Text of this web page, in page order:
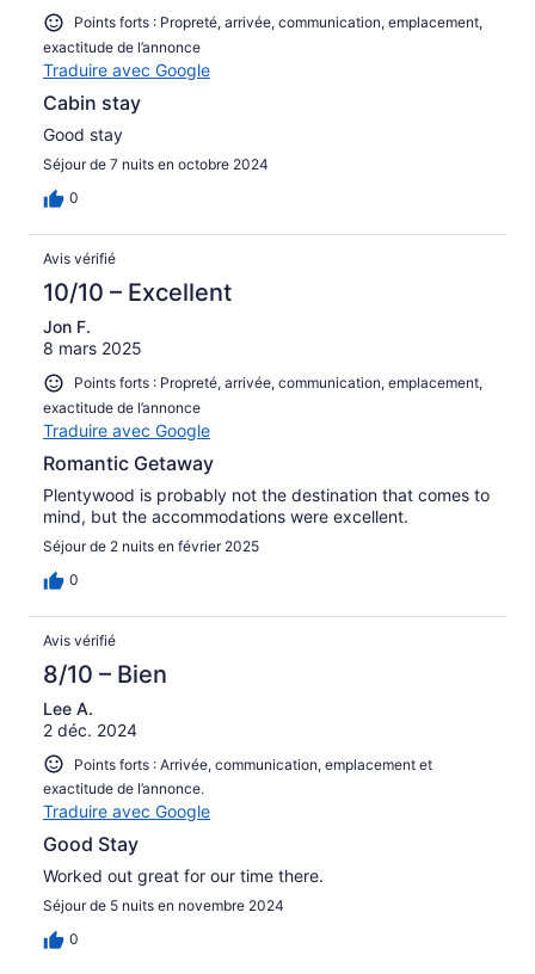
Points forts : Propreté, arrivée, communication, emplacement,
exactitude de l’annonce
Traduire avec Google
Cabin stay
Good stay
Séjour de 7 nuits en octobre 2024
0
Avis vérifié
10/10 – Excellent
Jon F.
8 mars 2025
Points forts : Propreté, arrivée, communication, emplacement,
exactitude de l’annonce
Traduire avec Google
Romantic Getaway
Plentywood is probably not the destination that comes to
mind, but the accommodations were excellent.
Séjour de 2 nuits en février 2025
0
Avis vérifié
8/10 – Bien
Lee A.
2 déc. 2024
Points forts : Arrivée, communication, emplacement et
exactitude de l’annonce.
Traduire avec Google
Good Stay
Worked out great for our time there.
Séjour de 5 nuits en novembre 2024
0